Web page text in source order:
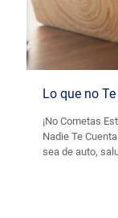
Lo que no
¡No Cometas
Nadie Te
sea de auto,